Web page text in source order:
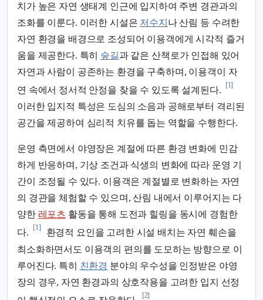
치가 높은 자연 생태계 인근에 입지하여 주변 경관과의
조화를 이룬다. 이러한 시설은 저수지 나 산림 등 수려한
자연 환경을 배경으로 조성되어 이용객에게 시각적 즐거
움을 제공한다. 특히 숲길과 같은 산책로가 인접해 있어
자연과 사람이 공존하는 환경을 구축하며, 이용객이 자
연 속에서 정서적 안정을 찾을 수 있도록 설계된다.
[1]
이러한 입지적 특성은 도심의 소음과 공해로부터 격리된
공간을 제공하여 심리적 치유를 돕는 역할을 수행한다.
운영 측면에서 야영장은 계절에 따른 환경 변화에 민감
하게 반응하며, 기상 조건과 식생의 변화에 따라 운영 기
간이 조정될 수 있다. 이용객은 계절별로 변화하는 자연
의 경관을 체험할 수 있으며, 산림 내에서 이루어지는 다
양한 레포츠 활동을 통해 도전과 힐링을 동시에 경험한
다.
[1]
환경적 요인을 고려한 시설 배치는 자연 훼손을
최소화하면서도 이용객의 편의를 도모하는 방향으로 이
루어진다. 특히 친환경 분야의 우수성을 인정받은 야영
장의 경우, 자연 환경과의 상호작용을 고려한 입지 선정
[2]